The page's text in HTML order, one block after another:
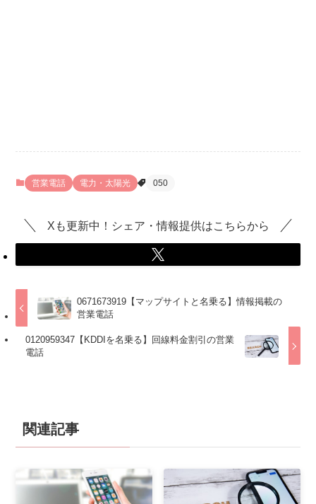
営業電話 電力・太陽光 050
Xも更新中！シェア・情報提供はこちらから
0671673919【マップサイトと名乗る】情報掲載の
営業電話
0120959347【KDDIを名乗る】回線料金割引の営業
電話
関連記事